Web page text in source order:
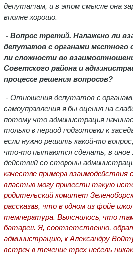
депутатам, и в этом смысле она
вполне хорошо.
- Вопрос третий. Налажено ли
депутатов с органами местного
ли сложности во
Советского района и
процессе решения вопросов?
- Отношения депутатов с
самоуправления я бы оценил на
потому что администрация
только в период подготовки к
если нужно решить какой-то
что-то пытаются сделать, в иное
действий со стороны
качестве примера взаимодействия
властью могу привести такую
родительский комитет
рассказав, что в одном из фойе
температура. Выяснилось, что
батареи. Я, соответственно,
администрацию, к Александру
встреч в течение трех недель